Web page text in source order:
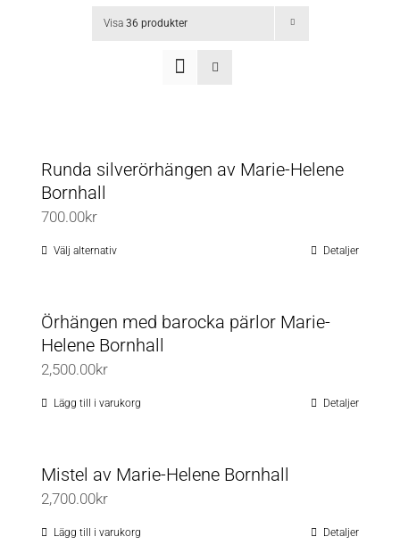
Visa 36 produkter
Runda silverörhängen av Marie-Helene
Bornhall
700.00kr
Välj alternativDen
har
flera
De
kan
på
Detaljer
Örhängen med barocka pärlor Marie-
Helene Bornhall
2,500.00kr
Lägg till i varukorg Detaljer
Mistel av Marie-Helene Bornhall
2,700.00kr
Lägg till i varukorg Detaljer